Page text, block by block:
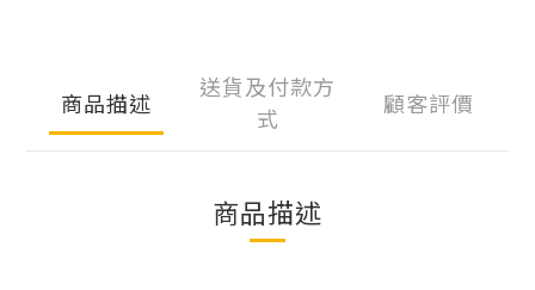
商品描述
送貨及付款方
式
顧客評價
商品描述